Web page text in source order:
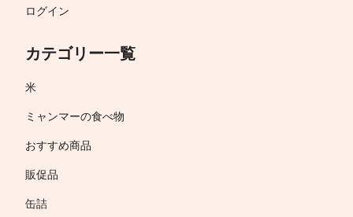
ログイン
カテゴリー一覧
米
ミャンマーの食べ物
おすすめ商品
販促品
缶詰